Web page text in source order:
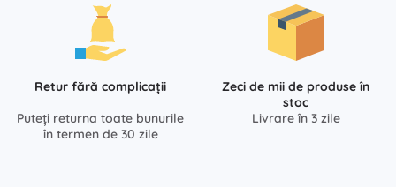
Retur fără complicații
Puteți returna toate bunurile
în termen de 30 zile
Zeci de mii de produse în
stoc
Livrare în 3 zile